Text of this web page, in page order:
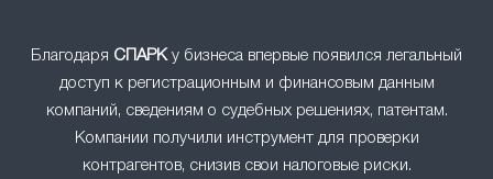
Благодаря СПАРКу бизнеса впервые появился легальный
доступ к регистрационным и финансовым данным
компаний, сведениям о судебных решениях, патентам.
Компании получили инструмент для проверки
контрагентов, снизив свои налоговые риски.